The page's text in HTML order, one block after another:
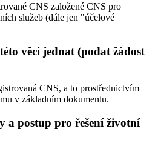
CNS založené CNS pro
služeb (dále jen "účelové
věci jednat (podat žádost
CNS, a to prostřednictvím
v základním dokumentu.
a postup pro řešení životní